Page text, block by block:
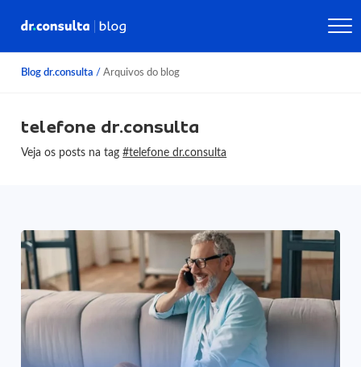
Blog dr.consulta / Arquivos do blog
telefone dr.consulta
Veja os posts na tag#telefone dr.consulta